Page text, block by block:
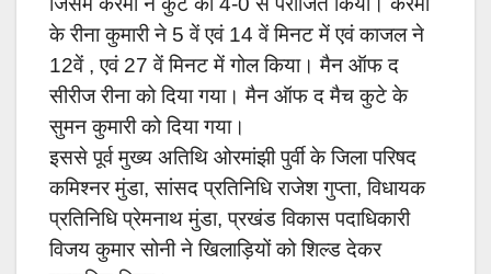
के रीना कुमारी ने 5 वें एवं 14 वें मिनट में एवं काजल ने
12वें , एवं 27 वें मिनट में गोल किया। मैन ऑफ द
सीरीज रीना को दिया गया। मैन ऑफ द मैच कुटे के
सुमन कुमारी को दिया गया।
इससे पूर्व मुख्य अतिथि ओरमांझी पुर्वी के जिला परिषद
कमिश्नर मुंडा, सांसद प्रतिनिधि राजेश गुप्ता, विधायक
प्रतिनिधि प्रेमनाथ मुंडा, प्रखंड विकास पदाधिकारी
विजय कुमार सोनी ने खिलाड़ियों को शिल्ड देकर